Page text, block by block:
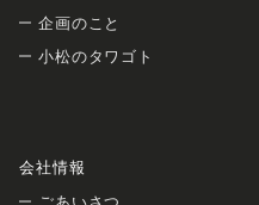
企画のこと
小松のタワゴト
会社情報